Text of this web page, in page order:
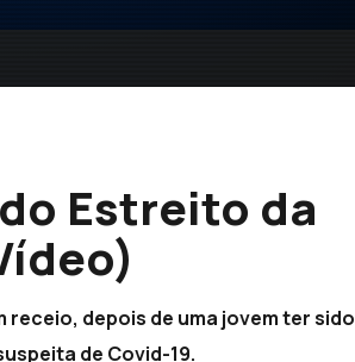
Estreito da
depois de uma jovem ter sido
de Covid-19.